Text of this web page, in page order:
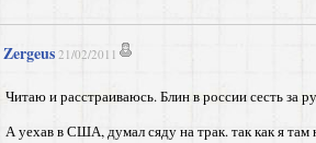
Zergeus 21/02/2011
Читаю и расстраиваюсь. Блин в россии сесть за
А уехав в США, думал сяду на трак. так как я